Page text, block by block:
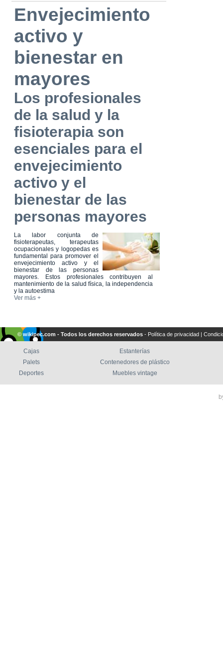
Envejecimiento
activo y
bienestar en
mayores
Los profesionales
de la salud y la
fisioterapia son
esenciales para el
envejecimiento
activo y el
bienestar de las
personas mayores
La labor conjunta de
fisioterapeutas, terapeutas
ocupacionales y logopedas es
fundamental para promover el
envejecimiento activo y el
bienestar de las personas
mayores. Estos profesionales contribuyen al
mantenimiento de la salud física, la independencia
y la autoestima
Ver más +
© wikipec.com - Todos los derechos reservados - Política de privacidad |
Cajas
Estanterías
Palets
Contenedores de plástico
Deportes
Muebles vintage